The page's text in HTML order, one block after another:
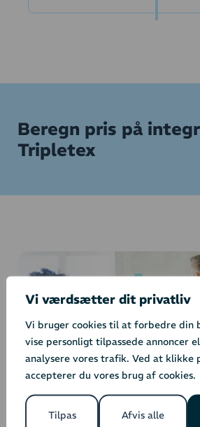
Vi værdsætter dit privatliv
Vi bruger cookies til at forbedre din
vise personligt tilpassede annoncer
analysere vores trafik. Ved at klikke
accepterer du vores brug af cookies.
Tilpas Afvis alle
Beregn pris på
Tripletex